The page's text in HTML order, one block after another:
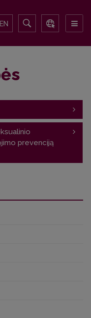
EN
prevenciją
prevencija
seksualinio
seksualinio